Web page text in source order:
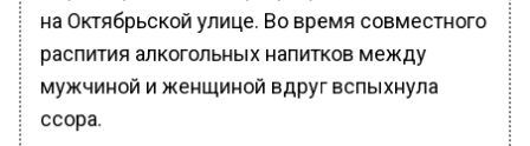
на Октябрьской улице. Во время совместного
распития алкогольных напитков между
мужчиной и женщиной вдруг вспыхнула
ссора.